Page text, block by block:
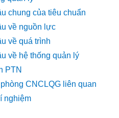
chung của tiêu chuẩn
về nguồn lực
về quá trình
về hệ thống quản lý
PTN
CNCLQG liên quan
nghiệm